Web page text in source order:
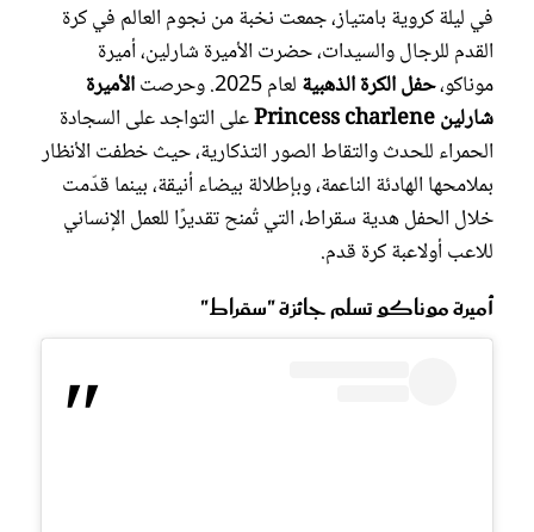
في ليلة كروية بامتياز، جمعت نخبة من نجوم العالم في كرة
القدم للرجال والسيدات، حضرت الأميرة شارلين، أميرة
موناكو،حفل الكرة الذهبية لعام 2025. وحرصت
الأميرة
شارلين Princess charlene
على التواجد على السجادة
الحمراء للحدث والتقاط الصور التذكارية، حيث خطفت الأنظار
بملامحها الهادئة الناعمة، وبإطلالة بيضاء أنيقة، بينما قدّمت
خلال الحفل هدية سقراط، التي تُمنح تقديرًا للعمل الإنساني
للاعب أولاعبة كرة قدم.
أميرة موناكو تسلم جائزة "سقراط"
مجلة سيدتي
غلاف رفمي